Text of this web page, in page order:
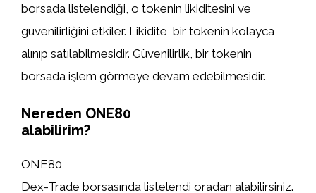
borsada listelendiği, o tokenin likiditesini ve
güvenilirliğini etkiler. Likidite, bir tokenin kolayca
alınıp satılabilmesidir. Güvenilirlik, bir tokenin
borsada işlem görmeye devam edebilmesidir.
Nereden ONE80
alabilirim?
ONE80
Dex-Trade borsasında listelendi oradan alabilirsiniz.